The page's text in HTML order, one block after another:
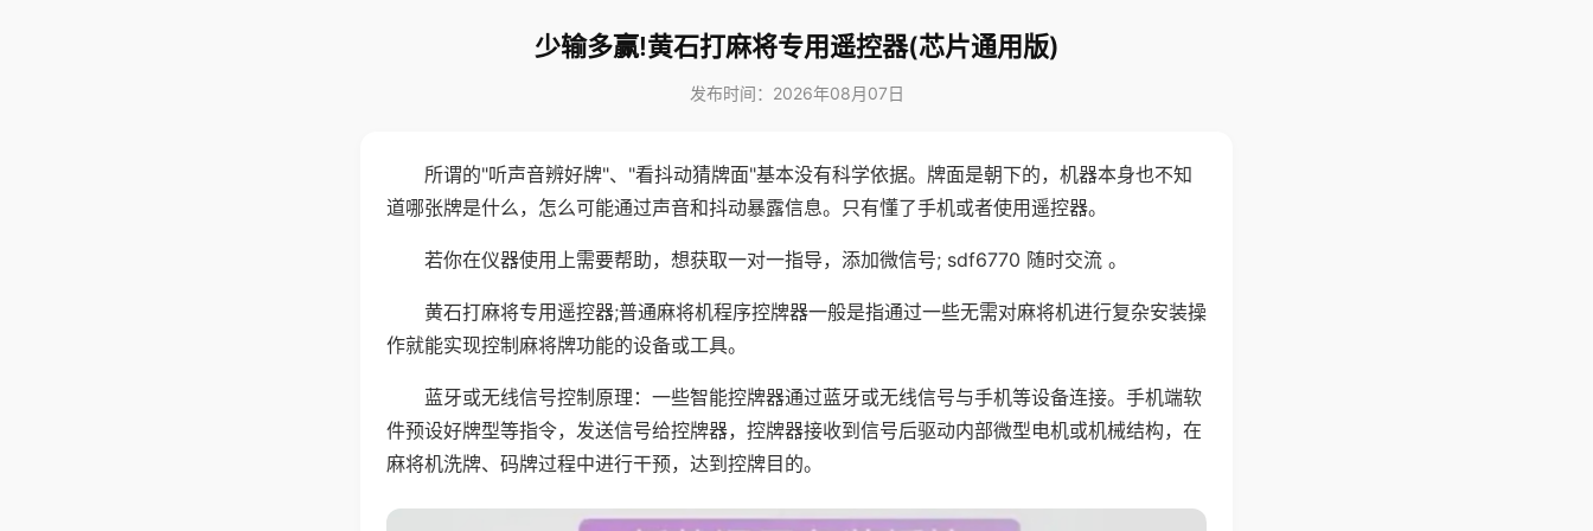
少输多赢!黄石打麻将专用遥控器(芯片通用版)
发布时间：2026年08月07日
所谓的"听声音辨好牌"、"看抖动猜牌面"基本没有科学依据。牌面是朝下的，机器本身也不知
道哪张牌是什么，怎么可能通过声音和抖动暴露信息。只有懂了手机或者使用遥控器。
若你在仪器使用上需要帮助，想获取一对一指导，添加微信号; sdf6770 随时交流 。
黄石打麻将专用遥控器;普通麻将机程序控牌器一般是指通过一些无需对麻将机进行复杂安装操
作就能实现控制麻将牌功能的设备或工具。
蓝牙或无线信号控制原理：一些智能控牌器通过蓝牙或无线信号与手机等设备连接。手机端软
件预设好牌型等指令，发送信号给控牌器，控牌器接收到信号后驱动内部微型电机或机械结构，在
麻将机洗牌、码牌过程中进行干预，达到控牌目的。